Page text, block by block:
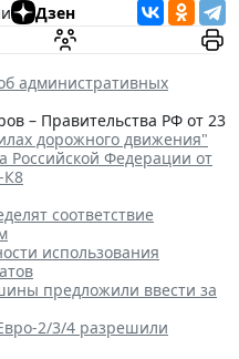
и Дзен
административных
– Правительства РФ от 23
дорожного движения"
Российской Федерации от
К8
соответствие
использования
предложили ввести за
2/3/4 разрешили